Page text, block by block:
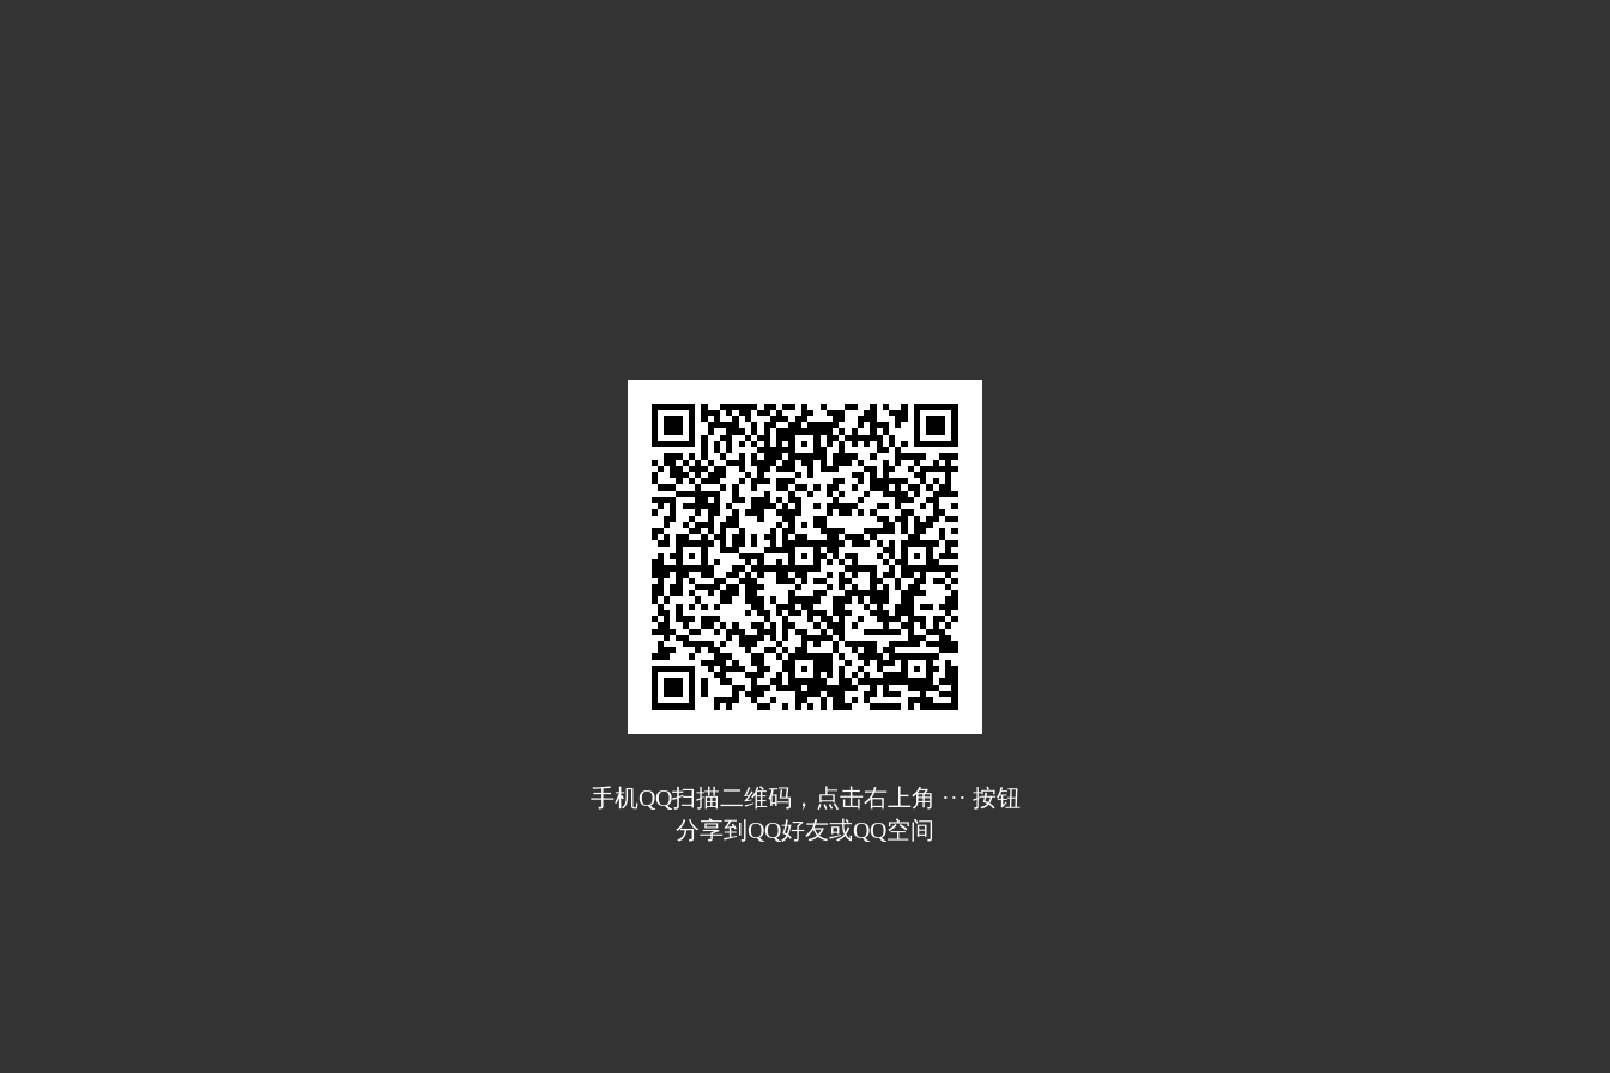
手机QQ扫描二维码，点击右上角 ··· 按钮
分享到QQ好友或QQ空间